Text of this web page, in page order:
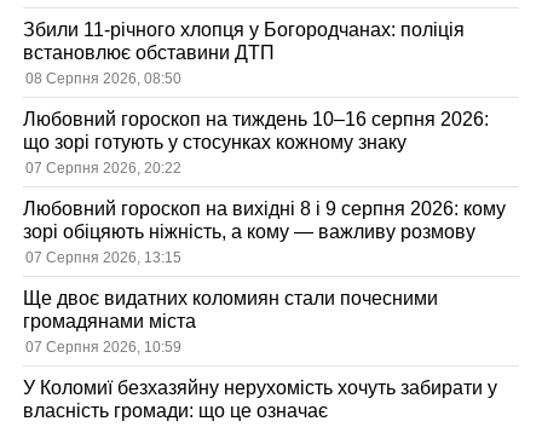
Збили 11-річного хлопця у Богородчанах: поліція
встановлює обставини ДТП
08 Серпня 2026, 08:50
Любовний гороскоп на тиждень 10–16 серпня 2026:
що зорі готують у стосунках кожному знаку
07 Серпня 2026, 20:22
Любовний гороскоп на вихідні 8 і 9 серпня 2026: кому
зорі обіцяють ніжність, а кому — важливу розмову
07 Серпня 2026, 13:15
Ще двоє видатних коломиян стали почесними
громадянами міста
07 Серпня 2026, 10:59
У Коломиї безхазяйну нерухомість хочуть забирати у
власність громади: що це означає